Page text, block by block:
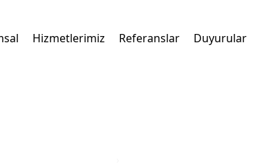
Hizmetlerimiz Referanslar
Duyurular